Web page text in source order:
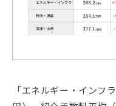
「エネルギー・インフ